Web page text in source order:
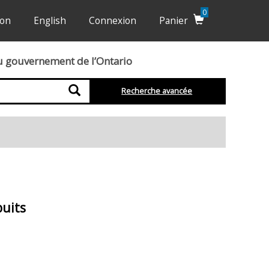
English Connexion Panier
0
de l’Ontario
RechercheRecherche avancée